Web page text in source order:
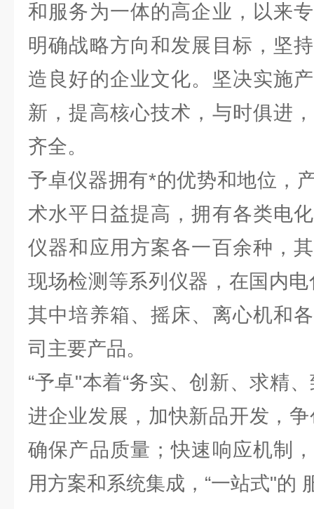
和服务为一体的高企业，以来
明确战略方向和发展目标，坚
造良好的企业文化。坚决实施
新，提高核心技术，与时俱进
齐全。
予卓仪器拥有*的优势和地位，
术水平日益提高，拥有各类电
仪器和应用方案各一百余种，
现场检测等系列仪器，在国内
其中培养箱、摇床、离心机和
司主要产品。
“予卓"本着“务实、创新、求精
进企业发展，加快新品开发，
确保产品质量；快速响应机制
用方案和系统集成，“一站式"的